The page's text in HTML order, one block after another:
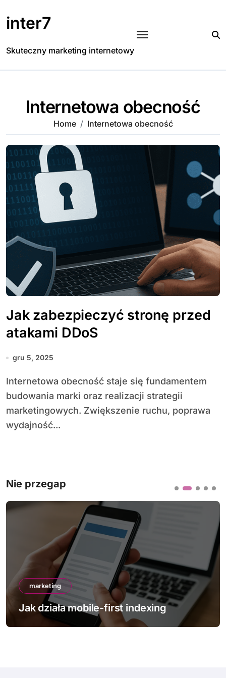
to
content
inter7
Skuteczny marketing internetowy
Internetowa obecność
Home Internetowa obecność
Jak zabezpieczyć stronę przed
atakami DDoS
gru 5, 2025
Internetowa obecność staje się fundamentem
budowania marki oraz realizacji strategii
marketingowych. Zwiększenie ruchu, poprawa
wydajność...
Nie przegap
marketing
Jak działa mobile-first indexing